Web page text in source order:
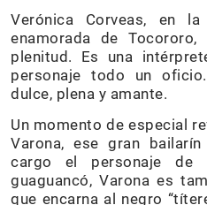
Verónica Corveas, en
enamorada de
plenitud. Es una
personaje todo un
dulce, plena y amante.
Un momento de especial
Varona, ese gran
cargo el personaje de
guaguancó, Varona es
que encarna al negro